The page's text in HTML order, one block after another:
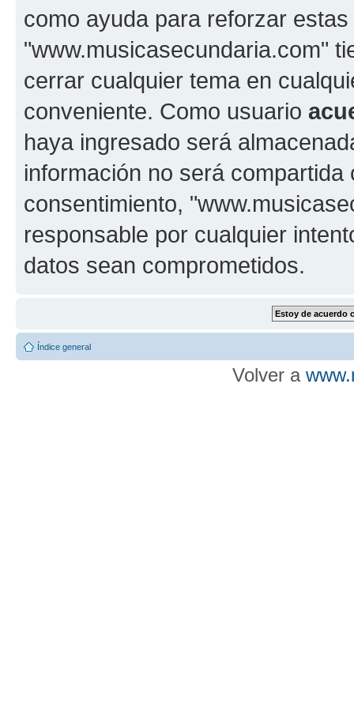
como ayuda para reforzar
"www.musicasecundaria.com"
cerrar cualquier tema en
conveniente. Como usuario
haya ingresado será
información no será
consentimiento,
responsable por cualquier
datos sean comprometidos.
Índice general
Volver a